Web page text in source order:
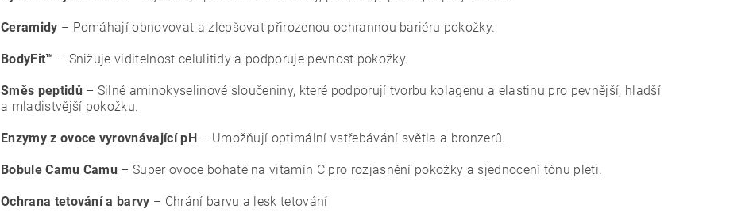
Ceramidy – Pomáhají obnovovat a zlepšovat přirozenou ochrannou bariéru pokožky.
BodyFit™ – Snižuje viditelnost celulitidy a podporuje pevnost pokožky.
Směs peptidů– Silné aminokyselinové sloučeniny, které podporují tvorbu kolagenu a elastinu pro pevnější, hladší
a mladistvější pokožku.
Enzymy z ovoce vyrovnávající pH– Umožňují optimální vstřebávání světla a bronzerů.
Bobule Camu Camu – Super ovoce bohaté na vitamín C pro rozjasnění pokožky a sjednocení tónu pleti.
Ochrana tetování a barvy – Chrání barvu a lesk tetování